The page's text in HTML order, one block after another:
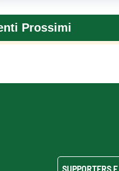
Prossimi
SUPPORTERS